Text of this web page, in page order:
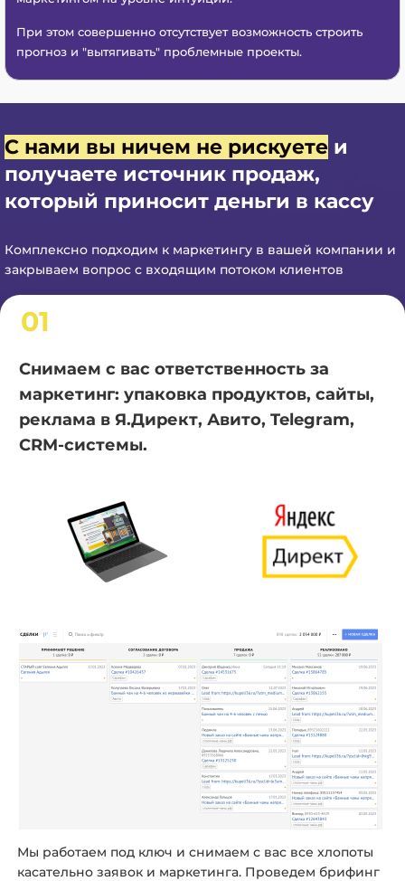
При этом совершенно отсутствует возможность строить
прогноз и "вытягивать" проблемные проекты.
С нами вы ничем не рискуете и
получаете источник продаж,
который приносит деньги в кассу
Комплексно подходим к маркетингу в вашей компании и
закрываем вопрос с входящим потоком клиентов
01
Снимаем с вас ответственность за
маркетинг: упаковка продуктов, сайты,
реклама в Я.Директ, Авито, Telegram,
CRM-системы.
Мы работаем под ключ и снимаем с вас все хлопоты
касательно заявок и маркетинга. Проведем брифинг